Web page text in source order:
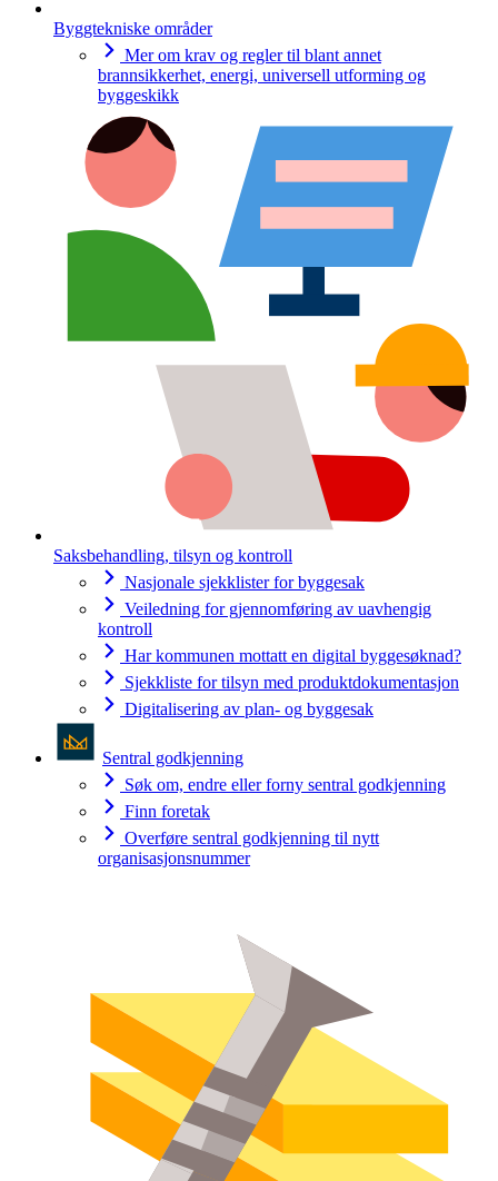
Byggtekniske områder
Mer om krav og regler til blant annet
brannsikkerhet, energi, universell utforming og
byggeskikk
Saksbehandling, tilsyn og kontroll
Nasjonale sjekklister for byggesak
Veiledning for gjennomføring av uavhengig
kontroll
Har kommunen mottatt en digital byggesøknad?
Sjekkliste for tilsyn med produktdokumentasjon
Digitalisering av plan- og byggesak
Sentral godkjenning
Søk om, endre eller forny sentral godkjenning
Finn foretak
Overføre sentral godkjenning til nytt
organisasjonsnummer